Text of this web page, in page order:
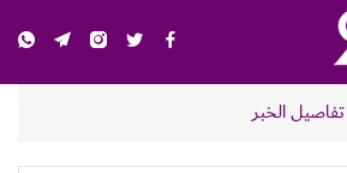
تفاصيل الخبر